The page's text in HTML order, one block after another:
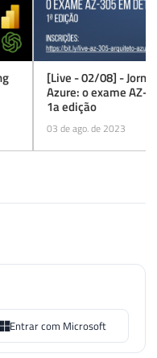
[Live - 02/08] -
Azure: o exame AZ-
1a edição
03 de ago. de 2023
Entrar com Microsoft